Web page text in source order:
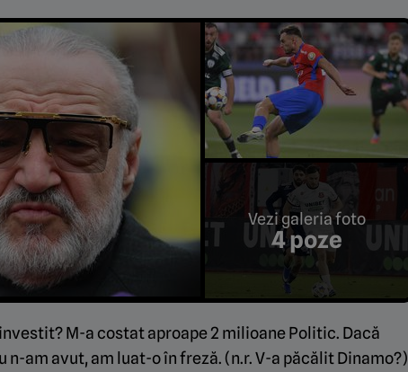
Vezi galeria foto
4 poze
M-a costat aproape 2 milioane Politic. Dacă
n-am avut, am luat-o în freză. (n.r. V-a păcălit Dinamo?)